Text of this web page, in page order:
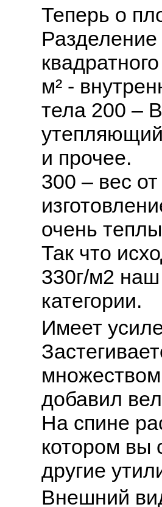
Теперь о
Разделение
м² -
тела 200 –
и прочее.
300 – вес
очень
Так что
330г/м2 наш
категории.
Имеет
добавил
На спине
котором вы
другие
Внешний